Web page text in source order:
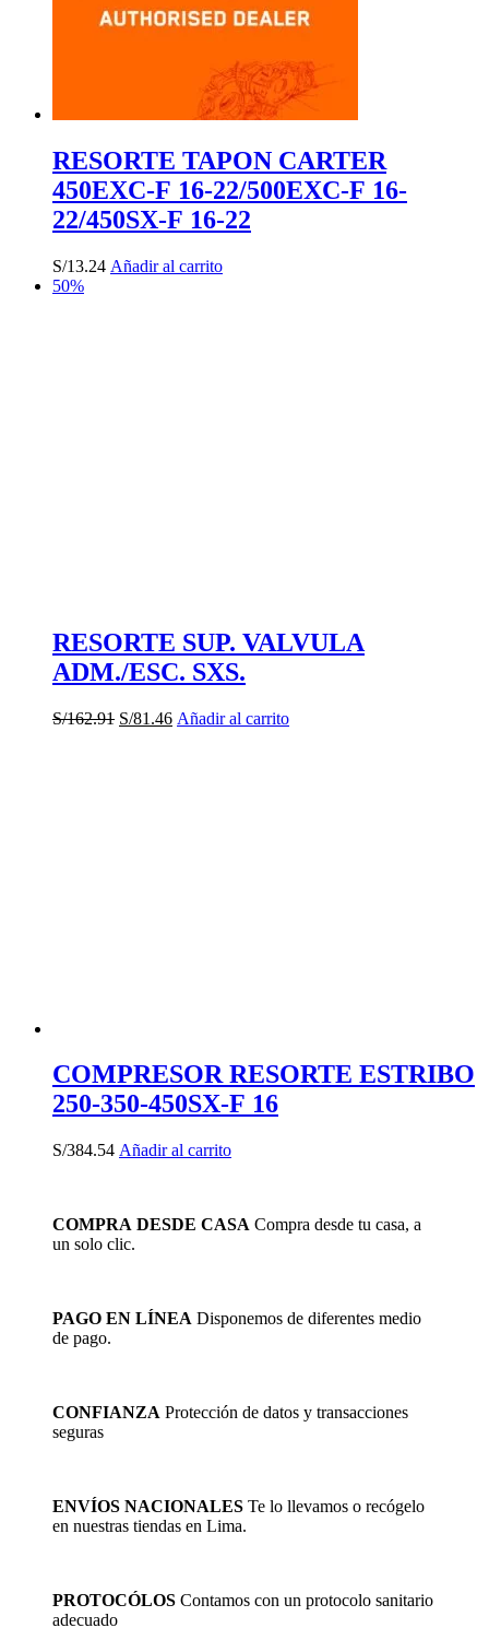
RESORTE TAPON CARTER
450EXC-F 16-22/500EXC-F 16-
22/450SX-F 16-22
S/13.24 Añadir al carrito
50%
RESORTE SUP. VALVULA
ADM./ESC. SXS.
S/162.91 El
S/81.46ElAñadir al carrito
COMPRESOR RESORTE ESTRIBO
250-350-450SX-F 16
S/384.54 Añadir al carrito
COMPRA DESDE CASA Compra desde tu casa, a
un solo clic.
PAGO EN LÍNEA Disponemos de diferentes medio
de pago.
CONFIANZA Protección de datos y transacciones
seguras
ENVÍOS NACIONALES Te lo llevamos o recógelo
en nuestras tiendas en Lima.
PROTOCÓLOS Contamos con un protocolo sanitario
adecuado